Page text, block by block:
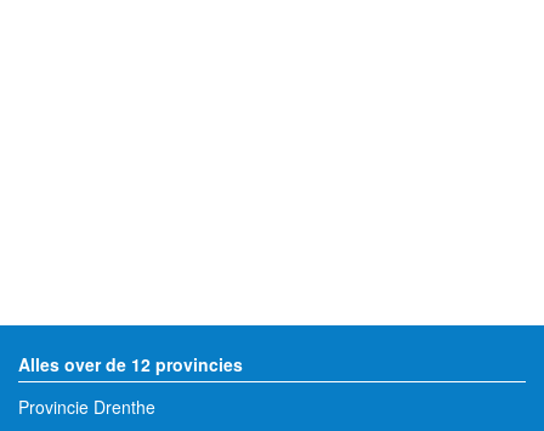
Alles over de 12 provincies
Provincie Drenthe